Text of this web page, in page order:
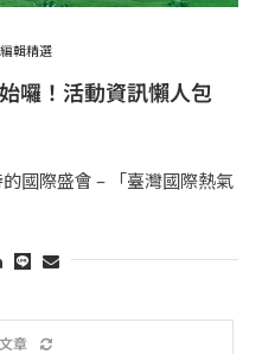
編輯精選
囉！活動資訊懶人包
國際盛會 – 「臺灣國際熱氣
章